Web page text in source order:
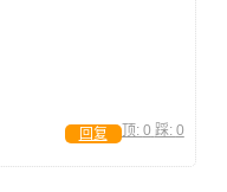
顶: 0 踩: 0
回复